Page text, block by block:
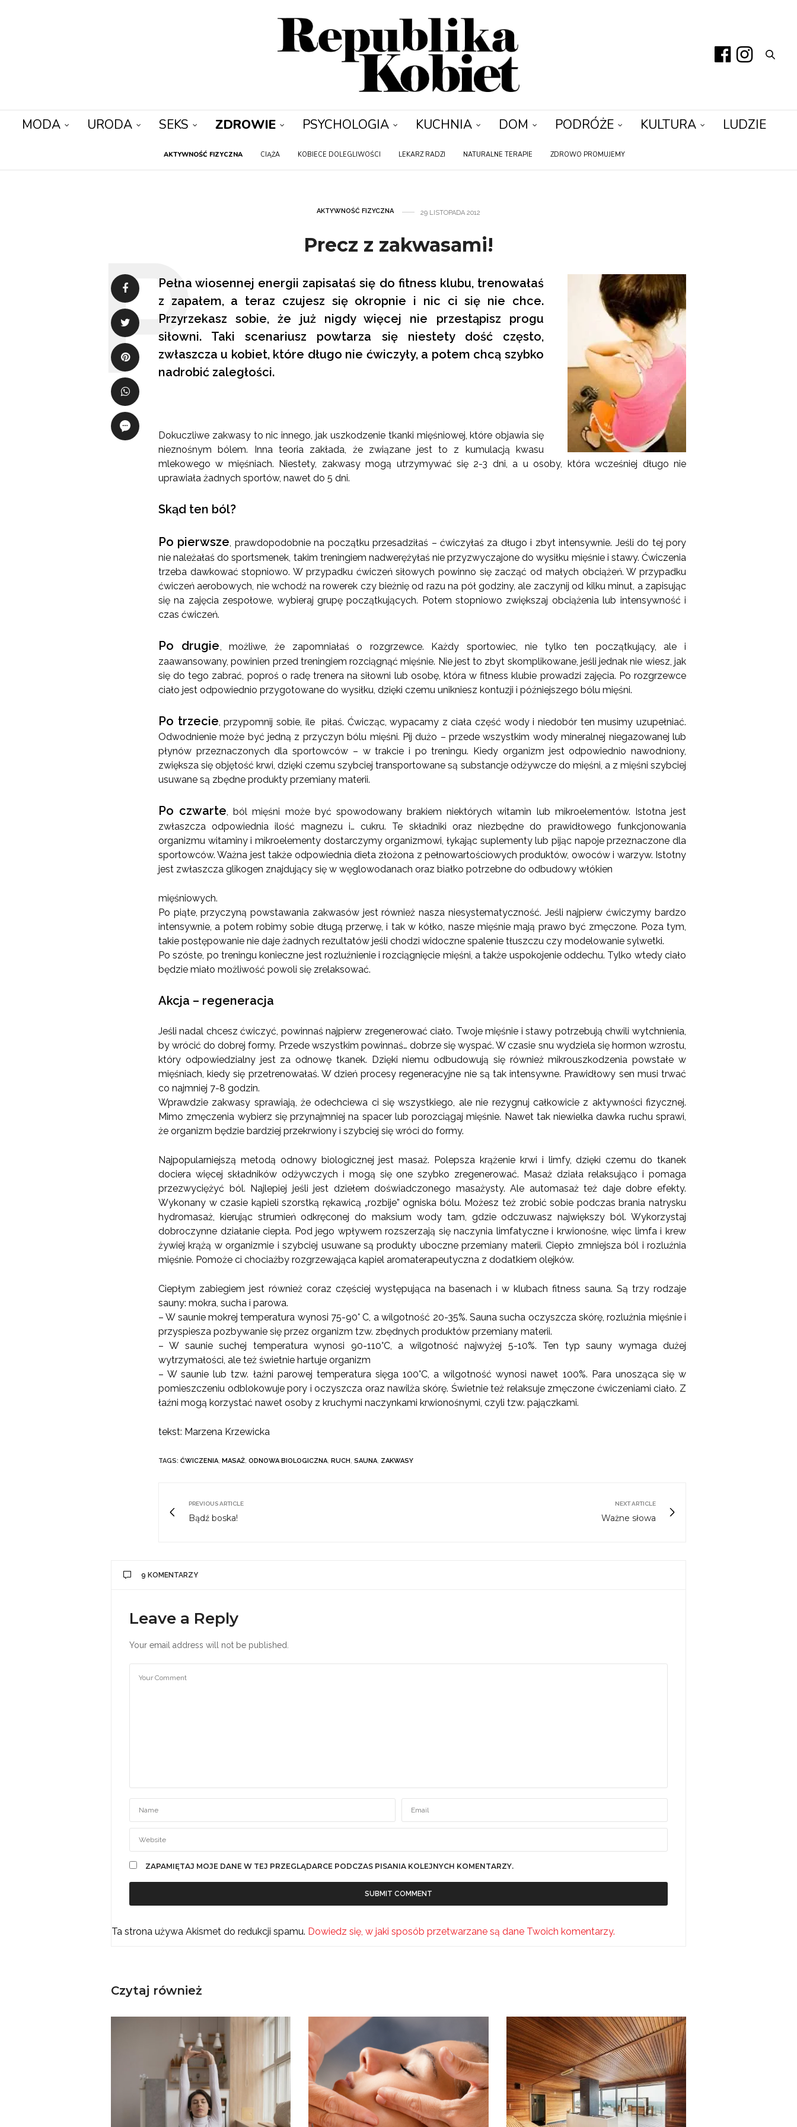
MODA URODA SEKS ZDROWIE PSYCHOLOGIA KUCHNIA DOM PODRÓŻE KULTURA LUDZIE
AKTYWNOŚĆ FIZYCZNA CIĄŻA KOBIECE DOLEGLIWOŚCI LEKARZ RADZI NATURALNE TERAPIE ZDROWO PROMUJEMY
AKTYWNOŚĆ FIZYCZNA 29 LISTOPADA 2012
Precz z zakwasami!
Pełna wiosennej energii zapisałaś się do fitness klubu, trenowałaś
z zapałem, a teraz czujesz się okropnie i nic ci się nie chce.
Przyrzekasz sobie, że już nigdy więcej nie przestąpisz progu
siłowni. Taki scenariusz powtarza się niestety dość często,
zwłaszcza u kobiet, które długo nie ćwiczyły, a potem chcą szybko
nadrobić zaległości.
Dokuczliwe zakwasy to nic innego, jak uszkodzenie tkanki mięśniowej, które objawia się
nieznośnym bólem. Inna teoria zakłada, że związane jest to z kumulacją kwasu
mlekowego w mięśniach. Niestety, zakwasy mogą utrzymywać się 2-3 dni, a u osoby, która wcześniej długo nie
uprawiała żadnych sportów, nawet do 5 dni.
Skąd ten ból?
Po pierwsze , prawdopodobnie na początku przesadziłaś – ćwiczyłaś za długo i zbyt intensywnie. Jeśli do tej pory
nie należałaś do sportsmenek, takim treningiem nadwerężyłaś nie przyzwyczajone do wysiłku mięśnie i stawy. Ćwiczenia
trzeba dawkować stopniowo. W przypadku ćwiczeń siłowych powinno się zacząć od małych obciążeń. W przypadku
ćwiczeń aerobowych, nie wchodź na rowerek czy bieżnię od razu na pół godziny, ale zaczynij od kilku minut, a zapisując
się na zajęcia zespołowe, wybieraj grupę początkujących. Potem stopniowo zwiększaj obciążenia lub intensywność i
czas ćwiczeń.
Po drugie , możliwe, że zapomniałaś o rozgrzewce. Każdy sportowiec, nie tylko ten początkujący, ale i
zaawansowany, powinien przed treningiem rozciągnąć mięśnie. Nie jest to zbyt skomplikowane, jeśli jednak nie wiesz, jak
się do tego zabrać, poproś o radę trenera na siłowni lub osobę, która w fitness klubie prowadzi zajęcia. Po rozgrzewce
ciało jest odpowiednio przygotowane do wysiłku, dzięki czemu unikniesz kontuzji i późniejszego bólu mięśni.
Po trzecie , przypomnij sobie, ile piłaś. Ćwicząc, wypacamy z ciała część wody i niedobór ten musimy uzupełniać.
Odwodnienie może być jedną z przyczyn bólu mięśni. Pij dużo – przede wszystkim wody mineralnej niegazowanej lub
płynów przeznaczonych dla sportowców – w trakcie i po treningu. Kiedy organizm jest odpowiednio nawodniony,
zwiększa się objętość krwi, dzięki czemu szybciej transportowane są substancje odżywcze do mięśni, a z mięśni szybciej
usuwane są zbędne produkty przemiany materii.
Po czwarte , ból mięśni może być spowodowany brakiem niektórych witamin lub mikroelementów. Istotna jest
zwłaszcza odpowiednia ilość magnezu i… cukru. Te składniki oraz niezbędne do prawidłowego funkcjonowania
organizmu witaminy i mikroelementy dostarczymy organizmowi, łykając suplementy lub pijąc napoje przeznaczone dla
sportowców. Ważna jest także odpowiednia dieta złożona z pełnowartościowych produktów, owoców i warzyw. Istotny
jest zwłaszcza glikogen znajdujący się w węglowodanach oraz białko potrzebne do odbudowy włókien
mięśniowych.
Po piąte, przyczyną powstawania zakwasów jest również nasza niesystematyczność. Jeśli najpierw ćwiczymy bardzo
intensywnie, a potem robimy sobie długą przerwę, i tak w kółko, nasze mięśnie mają prawo być zmęczone. Poza tym,
takie postępowanie nie daje żadnych rezultatów jeśli chodzi widoczne spalenie tłuszczu czy modelowanie sylwetki.
Po szóste, po treningu konieczne jest rozluźnienie i rozciągnięcie mięśni, a także uspokojenie oddechu. Tylko wtedy ciało
będzie miało możliwość powoli się zrelaksować.
Akcja – regeneracja
Jeśli nadal chcesz ćwiczyć, powinnaś najpierw zregenerować ciało. Twoje mięśnie i stawy potrzebują chwili wytchnienia,
by wrócić do dobrej formy. Przede wszystkim powinnaś… dobrze się wyspać. W czasie snu wydziela się hormon wzrostu,
który odpowiedzialny jest za odnowę tkanek. Dzięki niemu odbudowują się również mikrouszkodzenia powstałe w
mięśniach, kiedy się przetrenowałaś. W dzień procesy regeneracyjne nie są tak intensywne. Prawidłowy sen musi trwać
co najmniej 7-8 godzin.
Wprawdzie zakwasy sprawiają, że odechciewa ci się wszystkiego, ale nie rezygnuj całkowicie z aktywności fizycznej.
Mimo zmęczenia wybierz się przynajmniej na spacer lub porozciągaj mięśnie. Nawet tak niewielka dawka ruchu sprawi,
że organizm będzie bardziej przekrwiony i szybciej się wróci do formy.
Najpopularniejszą metodą odnowy biologicznej jest masaż. Polepsza krążenie krwi i limfy, dzięki czemu do tkanek
dociera więcej składników odżywczych i mogą się one szybko zregenerować. Masaż działa relaksująco i pomaga
przezwyciężyć ból. Najlepiej jeśli jest dziełem doświadczonego masażysty. Ale automasaż też daje dobre efekty.
Wykonany w czasie kąpieli szorstką rękawicą „rozbije” ogniska bólu. Możesz też zrobić sobie podczas brania natrysku
hydromasaż, kierując strumień odkręconej do maksium wody tam, gdzie odczuwasz największy ból. Wykorzystaj
dobroczynne działanie ciepła. Pod jego wpływem rozszerzają się naczynia limfatyczne i krwionośne, więc limfa i krew
żywiej krążą w organizmie i szybciej usuwane są produkty uboczne przemiany materii. Ciepło zmniejsza ból i rozluźnia
mięśnie. Pomoże ci chociażby rozgrzewająca kąpiel aromaterapeutyczna z dodatkiem olejków.
Ciepłym zabiegiem jest również coraz częściej występująca na basenach i w klubach fitness sauna. Są trzy rodzaje
sauny: mokra, sucha i parowa.
– W saunie mokrej temperatura wynosi 75-90° C, a wilgotność 20-35%. Sauna sucha oczyszcza skórę, rozluźnia mięśnie i
przyspiesza pozbywanie się przez organizm tzw. zbędnych produktów przemiany materii.
– W saunie suchej temperatura wynosi 90-110°C, a wilgotność najwyżej 5-10%. Ten typ sauny wymaga dużej
wytrzymałości, ale też świetnie hartuje organizm
– W saunie lub tzw. łaźni parowej temperatura sięga 100°C, a wilgotność wynosi nawet 100%. Para unosząca się w
pomieszczeniu odblokowuje pory i oczyszcza oraz nawilża skórę. Świetnie też relaksuje zmęczone ćwiczeniami ciało. Z
łaźni mogą korzystać nawet osoby z kruchymi naczynkami krwionośnymi, czyli tzw. pajączkami.
tekst: Marzena Krzewicka
TAGS: ĆWICZENIA, MASAŻ, ODNOWA BIOLOGICZNA, RUCH, SAUNA, ZAKWASY
PREVIOUS ARTICLE
Bądź boska!
NEXT ARTICLE
Ważne słowa
9 KOMENTARZY
Leave a Reply
Your email address will not be published.
ZAPAMIĘTAJ MOJE DANE W TEJ PRZEGLĄDARCE PODCZAS PISANIA KOLEJNYCH KOMENTARZY.
Ta strona używa Akismet do redukcji spamu. Dowiedz się, w jaki sposób przetwarzane są dane Twoich komentarzy.
Czytaj również